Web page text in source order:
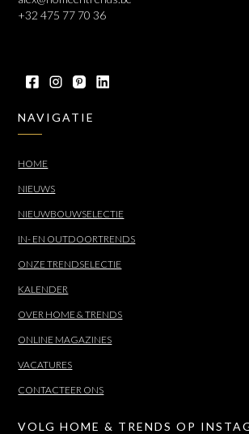
+32 475 77 70 36
NAVIGATIE
HOME
NIEUWS
NIEUWBOUWSELECTIE
IN- EN OUTDOORTRENDS
ONZE TRENDSELECTIE
KALENDER
OVER HOME & TRENDS
ONLINE MAGAZINES
VACATURES
CONTACTEER ONS
VOLG HOME & TRENDS OP